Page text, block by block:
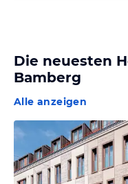
Die neuesten
Bamberg
Alle anzeigen